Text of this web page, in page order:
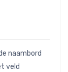
naambord
veld